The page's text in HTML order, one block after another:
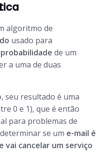
algoritmo de
usado para
probabilidade de um
a uma de duas
seu resultado é uma
0 e 1), que é então
para problemas de
se um e-mail é
vai cancelar um serviço